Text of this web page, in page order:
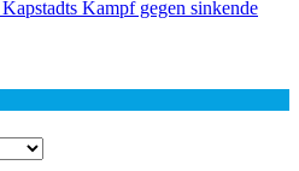
Kampf gegen sinkende